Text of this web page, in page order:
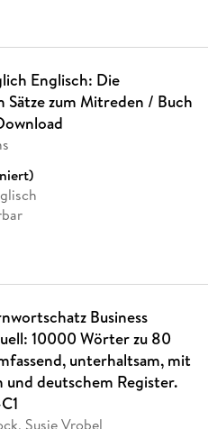
Englisch: Die
Sätze zum Mitreden / Buch
Business
10000 Wörter zu 80
unterhaltsam, mit
und deutschem Register.
Susie Vrobel